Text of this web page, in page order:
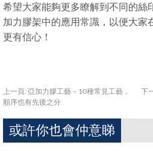
希望大家能夠更多瞭解到不同的絲
加力膠架中的應用常識，以便大家
更有信心！
上一頁: 亞加力膠工藝－10種常見工藝，
順序也有先後之分
下
或許你也會仲意睇